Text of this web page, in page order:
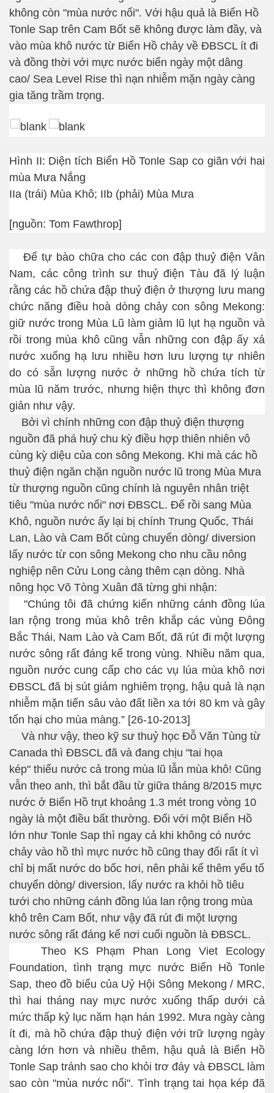
không còn "mùa nước nổi". Với hậu quả là Biển Hồ
Tonle Sap trên Cam Bốt sẽ không được làm đầy, và
vào mùa khô nước từ Biển Hồ chảy về ĐBSCL ít đi
và đồng thời với mực nước biển ngày một dâng
cao/ Sea Level Rise thì nạn nhiễm mặn ngày càng
gia tăng trầm trọng.
Hình II: Diện tích Biển Hồ Tonle Sap co giãn với hai
mùa Mưa Nắng
IIa (trái) Mùa Khô; IIb (phải) Mùa Mưa
[nguồn: Tom Fawthrop]
Để tự bào chữa cho các con đập thuỷ điện Vân
Nam, các công trình sư thuỷ điện Tàu đã lý luận
rằng các hồ chứa đập thuỷ điện ở thượng lưu mang
chức năng điều hoà dòng chảy con sông Mekong:
giữ nước trong Mùa Lũ làm giảm lũ lụt hạ nguồn và
rồi trong mùa khô cũng vẫn những con đập ấy xả
nước xuống hạ lưu nhiều hơn lưu lượng tự nhiên
do có sẵn lượng nước ở những hồ chứa tích từ
mùa lũ năm trước, nhưng hiện thực thì không đơn
giản như vậy.
Bởi vì chính những con đập thuỷ điện thượng
nguồn đã phá huỷ chu kỳ điều hợp thiên nhiên vô
cùng kỳ diệu của con sông Mekong. Khi mà các hồ
thuỷ điện ngăn chặn nguồn nước lũ trong Mùa Mưa
từ thượng nguồn cũng chính là nguyên nhân triệt
tiêu "mùa nước nổi" nơi ĐBSCL. Để rồi sang Mùa
Khô, nguồn nước ấy lại bị chính Trung Quốc, Thái
Lan, Lào và Cam Bốt cùng chuyển dòng/ diversion
lấy nước từ con sông Mekong cho nhu cầu nông
nghiệp nên Cửu Long càng thêm cạn dòng. Nhà
nông học Võ Tòng Xuân đã từng ghi nhận:
"Chúng tôi đã chứng kiến những cánh đồng lúa
lan rộng trong mùa khô trên khắp các vùng Đông
Bắc Thái, Nam Lào và Cam Bốt, đã rút đi một lượng
nước sông rất đáng kể trong vùng. Nhiều năm qua,
nguồn nước cung cấp cho các vụ lúa mùa khô nơi
ĐBSCL đã bị sút giảm nghiêm trọng, hậu quả là nạn
nhiễm mặn tiến sâu vào đất liền xa tới 80 km và gây
tổn hại cho mùa màng.” [26-10-2013]
Và như vậy, theo kỹ sư thuỷ học Đỗ Văn Tùng từ
Canada thì ĐBSCL đã và đang chịu "tai họa
kép" thiếu nước cả trong mùa lũ lẫn mùa khô! Cũng
vẫn theo anh, thì bắt đầu từ giữa tháng 8/2015 mực
nước ở Biển Hồ trụt khoảng 1.3 mét trong vòng 10
ngày là một điều bất thường. Đối với một Biển Hồ
lớn như Tonle Sap thì ngay cả khi không có nước
chảy vào hồ thì mực nước hồ cũng thay đổi rất ít vì
chỉ bị mất nước do bốc hơi, nên phải kể thêm yếu tố
chuyển dòng/ diversion, lấy nước ra khỏi hồ tiêu
tưới cho những cánh đồng lúa lan rộng trong mùa
khô trên Cam Bốt, như vậy đã rút đi một lượng
nước sông rất đáng kể nơi cuối nguồn là ĐBSCL.
Theo KS Phạm Phan Long Viet Ecology
Foundation, tình trạng mực nước Biển Hồ Tonle
Sap, theo đồ biểu của Uỷ Hội Sông Mekong / MRC,
thì hai tháng nay mực nước xuống thấp dưới cả
mức thấp kỷ lục năm hạn hán 1992. Mưa ngày càng
ít đi, mà hồ chứa đập thuỷ điện với trữ lượng ngày
càng lớn hơn và nhiều thêm, hậu quả là Biển Hồ
Tonle Sap tránh sao cho khỏi trơ đáy và ĐBSCL làm
sao còn"mùa nước nổi". Tình trạng tai họa kép đã